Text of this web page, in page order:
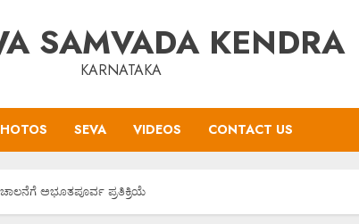
SAMVADA KENDRA
KARNATAKA
SEVA VIDEOS CONTACT US
ಅಭೂತಪೂರ್ವ ಪ್ರತಿಕ್ರಿಯೆ